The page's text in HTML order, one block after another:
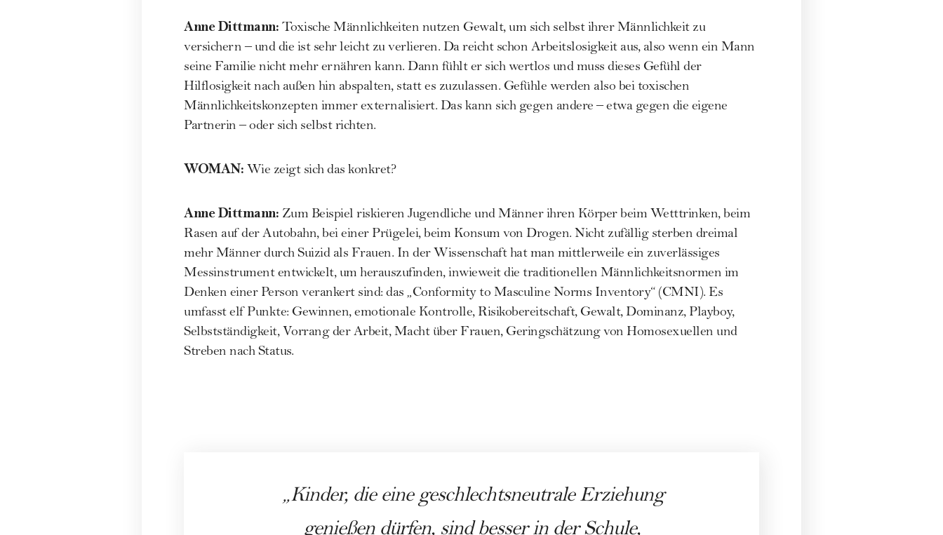
Anne Dittmann: Toxische Männlichkeiten nutzen Gewalt, um sich selbst ihrer Männlichkeit zu
versichern – und die ist sehr leicht zu verlieren. Da reicht schon Arbeitslosigkeit aus, also wenn ein Mann
seine Familie nicht mehr ernähren kann. Dann fühlt er sich wertlos und muss dieses Gefühl der
Hilflosigkeit nach außen hin abspalten, statt es zuzulassen. Gefühle werden also bei toxischen
Männlichkeitskonzepten immer externalisiert. Das kann sich gegen andere – etwa gegen die eigene
Partnerin – oder sich selbst richten.
WOMAN: Wie zeigt sich das konkret?
Anne Dittmann: Zum Beispiel riskieren Jugendliche und Männer ihren Körper beim Wetttrinken, beim
Rasen auf der Autobahn, bei einer Prügelei, beim Konsum von Drogen. Nicht zufällig sterben dreimal
mehr Männer durch Suizid als Frauen. In der Wissenschaft hat man mittlerweile ein zuverlässiges
Messinstrument entwickelt, um herauszufinden, inwieweit die traditionellen Männlichkeitsnormen im
Denken einer Person verankert sind: das „Conformity to Masculine Norms Inventory“ (CMNI). Es
umfasst elf Punkte: Gewinnen, emotionale Kontrolle, Risikobereitschaft, Gewalt, Dominanz, Playboy,
Selbstständigkeit, Vorrang der Arbeit, Macht über Frauen, Geringschätzung von Homosexuellen und
Streben nach Status.
Kinder, die eine geschlechtsneutrale Erziehung
genießen dürfen, sind besser in der Schule,